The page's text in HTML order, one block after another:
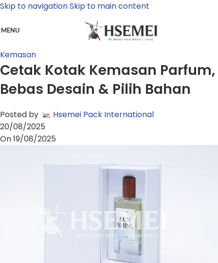
Skip to navigationSkip to main content
MENU
Kemasan
Cetak Kotak Kemasan Parfum,
Bebas Desain & Pilih Bahan
Posted by
Hsemei Pack International
20/08/2025
On 19/08/2025